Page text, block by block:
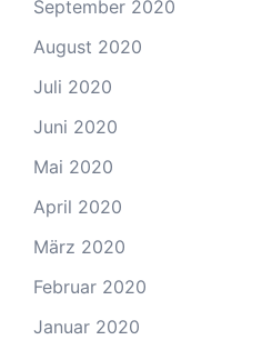
September 2020
August 2020
Juli 2020
Juni 2020
Mai 2020
April 2020
März 2020
Februar 2020
Januar 2020